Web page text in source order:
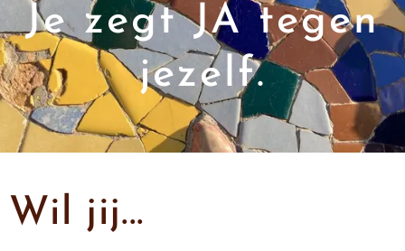
Je zegt JA tegen
jezelf.
Wil jij...